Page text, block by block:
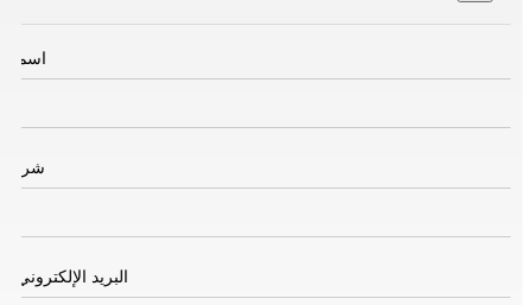
اسم
شركة
البريد الإلكتروني